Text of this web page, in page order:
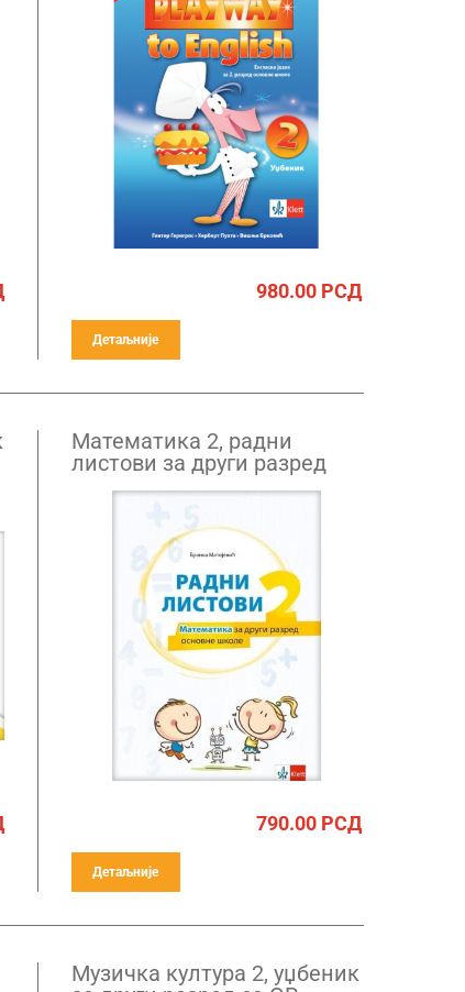
980.00РСД
Детаљније
Математика 2, радни
листови за други разред
790.00РСД
Детаљније
Музичка култура 2, уџбеник